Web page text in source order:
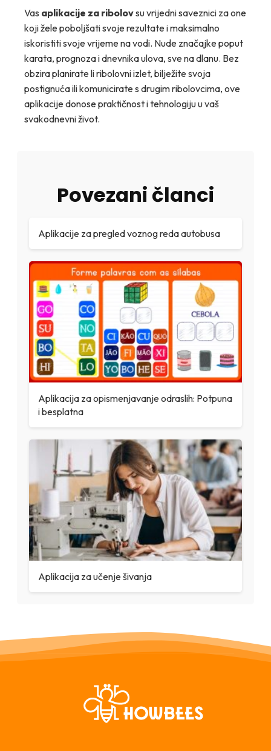
Vas aplikacije za ribolovsu vrijedni saveznici za one
koji žele poboljšati svoje rezultate i maksimalno
iskoristiti svoje vrijeme na vodi. Nude značajke poput
karata, prognoza i dnevnika ulova, sve na dlanu. Bez
obzira planirate li ribolovni izlet, bilježite svoja
postignuća ili komunicirate s drugim ribolovcima, ove
aplikacije donose praktičnost i tehnologiju u vaš
svakodnevni život.
Povezani članci
Aplikacije za pregled voznog reda autobusa
Aplikacija za opismenjavanje odraslih: Potpuna
i besplatna
Aplikacija za učenje šivanja